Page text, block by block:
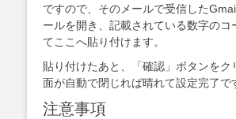
ですので、そのメールで受信した
ールを開き、記載されている数字のコ
てここへ貼り付けます。
貼り付けたあと、「確認」ボタンをク
面が自動で閉じれば晴れて設定完了で
注意事項